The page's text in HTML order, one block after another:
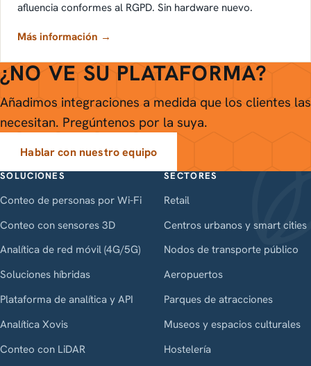
afluencia conformes al RGPD. Sin hardware nuevo.
Más información →
¿NO VE SU PLATAFORMA?
Añadimos integraciones a medida que los clientes las
necesitan. Pregúntenos por la suya.
Hablar con nuestro equipo
SOLUCIONES
Conteo de personas por Wi-Fi
Conteo con sensores 3D
Analítica de red móvil (4G/5G)
Soluciones híbridas
Plataforma de analítica y API
Analítica Xovis
Conteo con LiDAR
SECTORES
Retail
Centros urbanos y smart cities
Nodos de transporte público
Aeropuertos
Parques de atracciones
Museos y espacios culturales
Hostelería